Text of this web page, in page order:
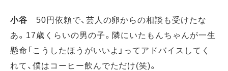
小谷 50円依頼で、芸人の卵からの相談も受けたな
あ。17歳くらいの男の子。隣にいたもんちゃんが一生
懸命「こうしたほうがいいよ」ってアドバイスしてく
れて、僕はコーヒー飲んでただけ(笑)。